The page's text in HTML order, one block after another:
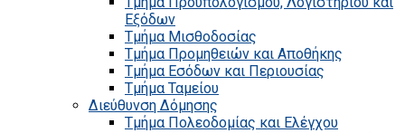
Εξόδων
Τμήμα Μισθοδοσίας
Τμήμα Προμηθειών και Αποθήκης
Τμήμα Εσόδων και Περιουσίας
Τμήμα Ταμείου
Διεύθυνση Δόμησης
Τμήμα Πολεοδομίας και Ελέγχου